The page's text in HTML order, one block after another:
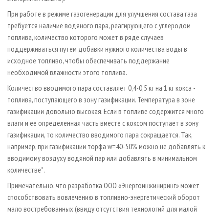
При работе в режиме газогенерации для улучшения состава газа
требуется наличие водяного пара, реагирующего с углеродом
топлива, количество которого может в ряде случаев
поддерживаться путем добавки нужного количества воды в
исходное топливо, чтобы обеспечивать поддержание
необходимой влажности этого топлива.
Количество вводимого пара составляет 0,4-0,5 кг на 1 кг кокса -
топлива, поступающего в зону газификации. Температура в зоне
газификации довольно высокая. Если в топливе содержится много
влаги и ее определенная часть вместе с коксом поступает в зону
газификации, то количество вводимого пара сокращается. Так,
например, при газификации торфа w=40-50% можно не добавлять к
вводимому воздуху водяной пар или добавлять в минимальном
количестве*.
Примечательно, что разработка ООО «Энергоинжиниринг» может
способствовать вовлечению в топливно-энергетический оборот
мало востребованных (ввиду отсутствия технологий для малой